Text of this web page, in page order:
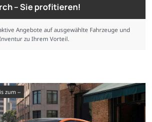
– Sie profitieren!
Angebote auf ausgewählte Fahrzeuge und
zu Ihrem Vorteil.
zum --